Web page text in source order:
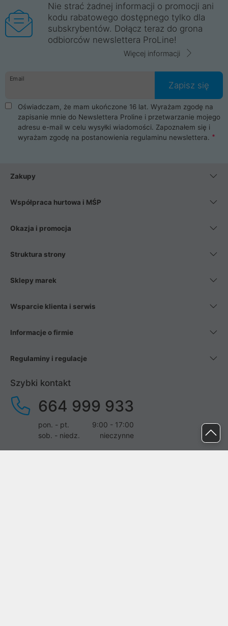
Nie strać żadnej informacji o promocji ani
kodu rabatowego dostępnego tylko dla
subskrybentów. Dołącz teraz do grona
odbiorców newslettera ProLine!
Więcej informacji
Email
Zapisz się
Oświadczam, że mam ukończone 16 lat. Wyrażam zgodę na
zapisanie mnie do Newslettera Proline i przetwarzanie mojego
adresu e-mail w celu wysyłki wiadomości. Zapoznałem się i
wyrażam zgodę na postanowienia regulaminu newslettera.
Zakupy
Współpraca hurtowa i MŚP
Okazja i promocja
Struktura strony
Sklepy marek
Wsparcie klienta i serwis
Informacje o firmie
Regulaminy i regulacje
Szybki kontakt
664 999 933
pon. - pt.
9:00 - 17:00
sob. - niedz.
nieczynne